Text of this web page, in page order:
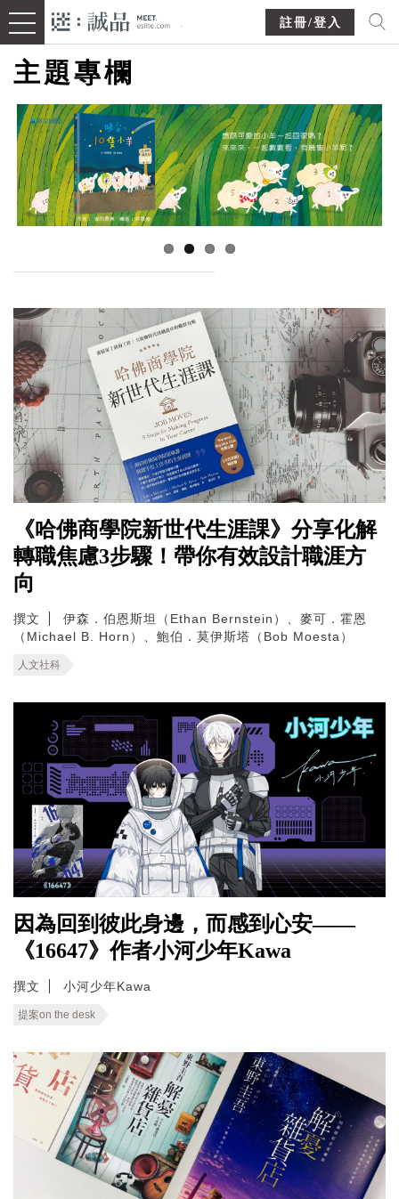
註冊/登入
主題專欄
《哈佛商學院新世代生涯課》分享化解
轉職焦慮3步驟！帶你有效設計職涯方
向
撰文
伊森．伯恩斯坦（Ethan Bernstein）、麥可．霍恩
（Michael B. Horn）、鮑伯．莫伊斯塔（Bob Moesta）
人文社科
因為回到彼此身邊，而感到心安——
《16647》作者小河少年Kawa
撰文 小河少年Kawa
提案on the desk